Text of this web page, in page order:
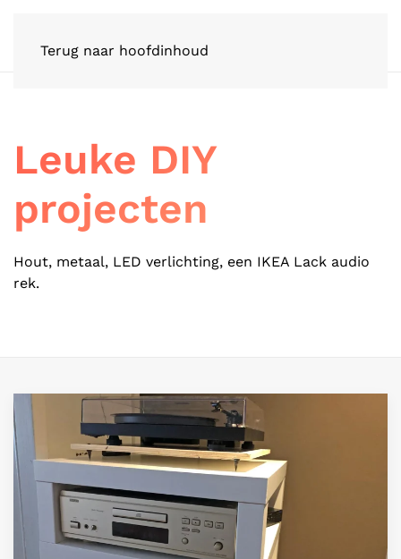
Terug naar hoofdinhoud
Leuke DIY
projecten
Hout, metaal, LED verlichting, een IKEA Lack audio
rek.